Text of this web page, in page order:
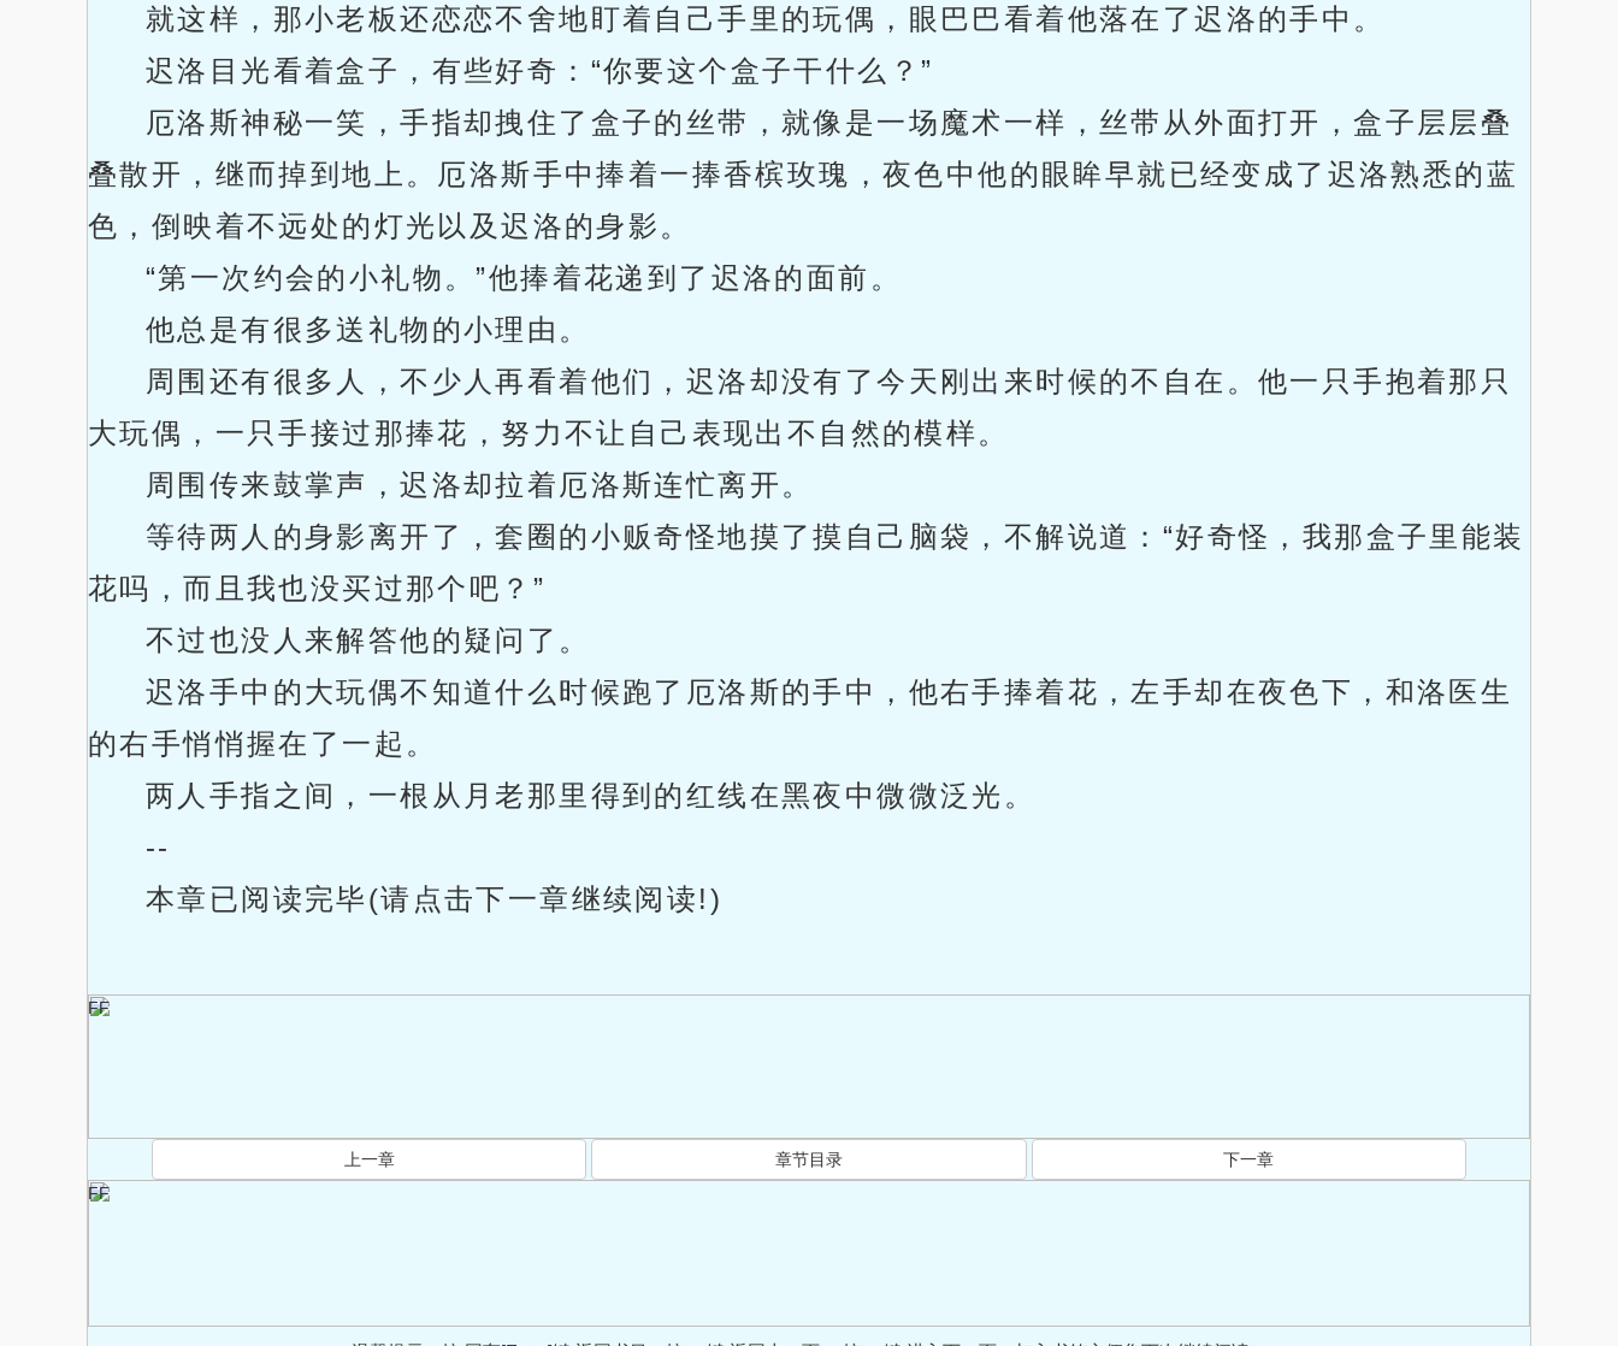
就这样，那小老板还恋恋不舍地盯着自己手里的玩偶，眼巴巴看着他落在了迟洛的手中。
迟洛目光看着盒子，有些好奇：“你要这个盒子干什么？”
厄洛斯神秘一笑，手指却拽住了盒子的丝带，就像是一场魔术一样，丝带从外面打开，盒子层层叠
叠散开，继而掉到地上。厄洛斯手中捧着一捧香槟玫瑰，夜色中他的眼眸早就已经变成了迟洛熟悉的蓝
色，倒映着不远处的灯光以及迟洛的身影。
“第一次约会的小礼物。”他捧着花递到了迟洛的面前。
他总是有很多送礼物的小理由。
周围还有很多人，不少人再看着他们，迟洛却没有了今天刚出来时候的不自在。他一只手抱着那只
大玩偶，一只手接过那捧花，努力不让自己表现出不自然的模样。
周围传来鼓掌声，迟洛却拉着厄洛斯连忙离开。
等待两人的身影离开了，套圈的小贩奇怪地摸了摸自己脑袋，不解说道：“好奇怪，我那盒子里能装
花吗，而且我也没买过那个吧？”
不过也没人来解答他的疑问了。
迟洛手中的大玩偶不知道什么时候跑了厄洛斯的手中，他右手捧着花，左手却在夜色下，和洛医生
的右手悄悄握在了一起。
两人手指之间，一根从月老那里得到的红线在黑夜中微微泛光。
--
本章已阅读完毕(请点击下一章继续阅读!)
FF
上一章 章节目录
下一章
FF